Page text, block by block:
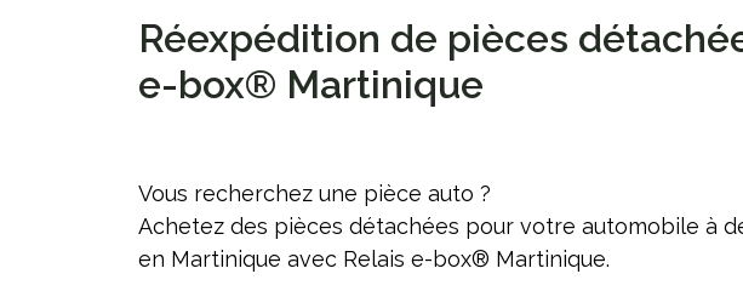
Réexpédition de pièces
e-box® Martinique
Vous recherchez une pièce auto ?
Achetez des pièces détachées pour votre automobile à
en Martinique avec Relais e-box® Martinique.